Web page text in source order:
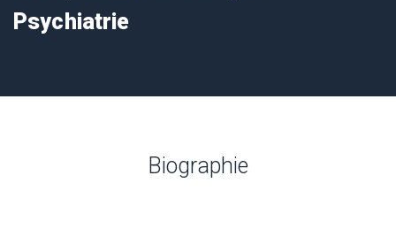
Psychiatrie
Biographie